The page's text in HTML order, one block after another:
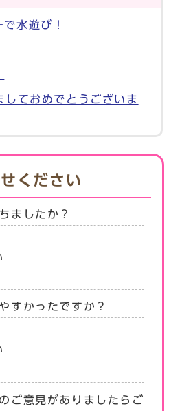
水遊び！
ておめでとうございま
ください
ましたか？
すかったですか？
ご意見がありましたらご